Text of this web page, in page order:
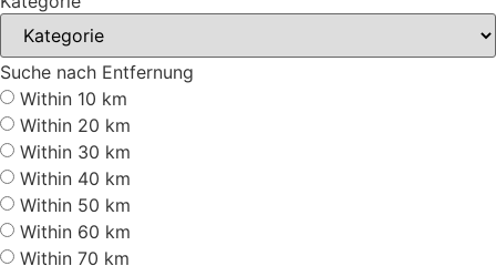
Suche nach Entfernung
Within 10 km
Within 20 km
Within 30 km
Within 40 km
Within 50 km
Within 60 km
Within 70 km